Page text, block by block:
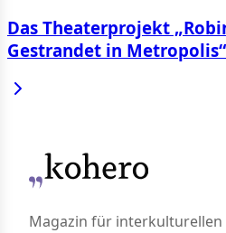
Das Theaterprojekt
Gestrandet in Metropolis“
Magazin für interkulturellen